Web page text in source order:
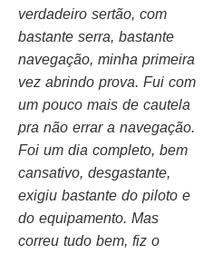
verdadeiro sertão, com
bastante serra, bastante
navegação, minha primeira
vez abrindo prova. Fui com
um pouco mais de cautela
pra não errar a navegação.
Foi um dia completo, bem
cansativo, desgastante,
exigiu bastante do piloto e
do equipamento. Mas
correu tudo bem, fiz o